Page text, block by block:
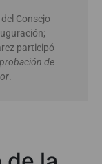
Consejo
participó
de
.